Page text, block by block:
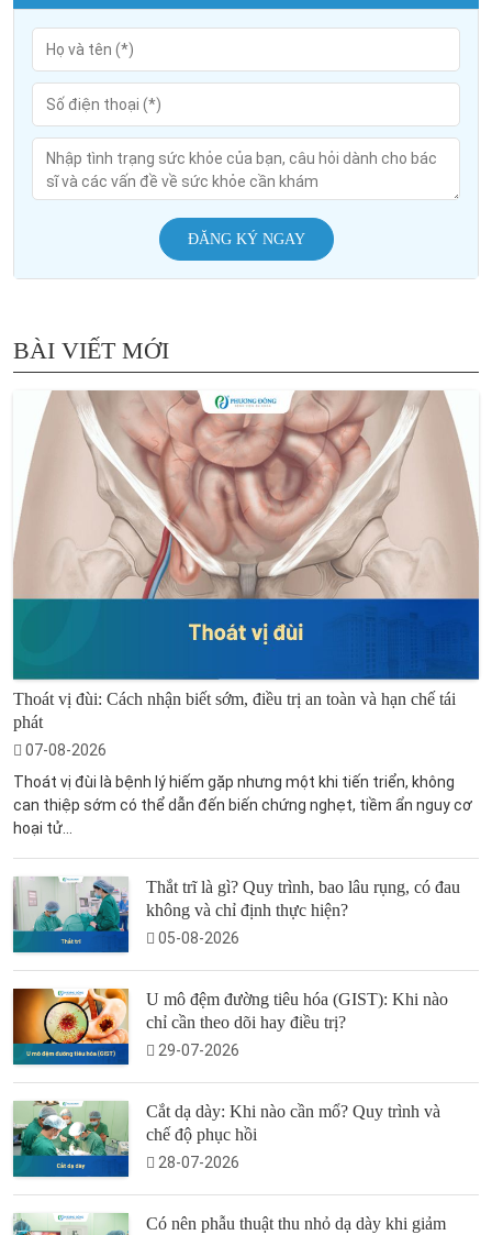
ĐĂNG KÝ NGAY
BÀI VIẾT MỚI
Thoát vị đùi: Cách nhận biết sớm, điều trị an toàn và hạn chế tái
phát
07-08-2026
Thoát vị đùi là bệnh lý hiếm gặp nhưng một khi tiến triển, không
can thiệp sớm có thể dẫn đến biến chứng nghẹt, tiềm ẩn nguy cơ
hoại tử...
Thắt trĩ là gì? Quy trình, bao lâu rụng, có đau
không và chỉ định thực hiện?
05-08-2026
U mô đệm đường tiêu hóa (GIST): Khi nào
chỉ cần theo dõi hay điều trị?
29-07-2026
Cắt dạ dày: Khi nào cần mổ? Quy trình và
chế độ phục hồi
28-07-2026
Có nên phẫu thuật thu nhỏ dạ dày khi giảm